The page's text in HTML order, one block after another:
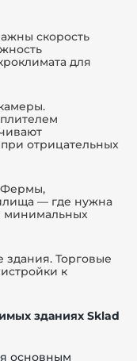
скорость
для
отрицательных
Фермы,
— где нужна
минимальных
Торговые
к
зданиях Sklad
основным